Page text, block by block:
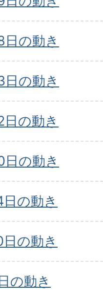
の動き
の動き
の動き
の動き
の動き
の動き
の動き